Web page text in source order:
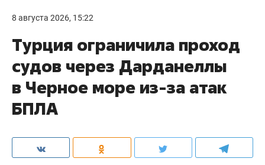
8 августа 2026, 15:22
Турция ограничила проход
судов через Дарданеллы
в Черное море из-за атак
БПЛА